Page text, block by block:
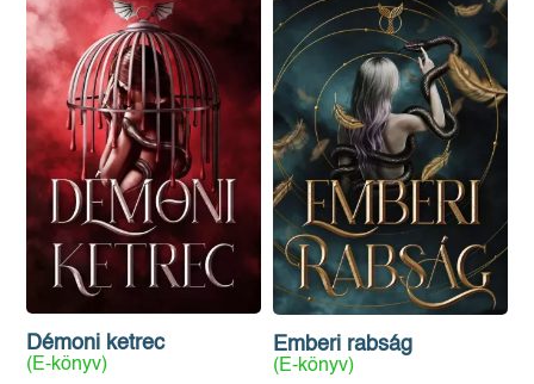
Démoni ketrec
(E-könyv)
Emberi rabság
(E-könyv)